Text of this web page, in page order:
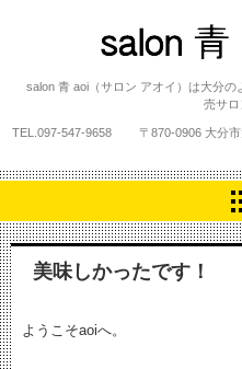
salon 青 aoi
salon 青 aoi（サロン アオイ）は大分
売サロ
TEL. 097-547-9658 〒870-0906 大
美味しかったです！
ようこそaoiへ。